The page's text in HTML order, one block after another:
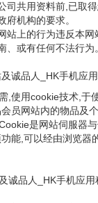
司共用资料前,已取得
府机构的要求。
站上的行为违反本
、或有任何不法行为。
诚品人_HK手机应
,使用cookie技术,于
员网站内的物品及
是网站伺服器
能,可以经由浏览器
人_HK手机应用